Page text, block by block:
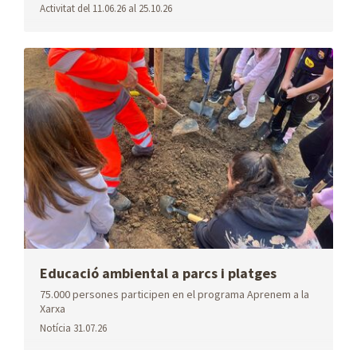
Desenvolupament
Econòmic
genèrica
contractant
InfoPAE
Plans i
programes
Tribut
metropolità
Dades
Internacional
Activitat del 11.06.26 al 25.10.26
Educació ambiental a parcs i platges
75.000 persones participen en el programa Aprenem a la
Xarxa
Notícia 31.07.26